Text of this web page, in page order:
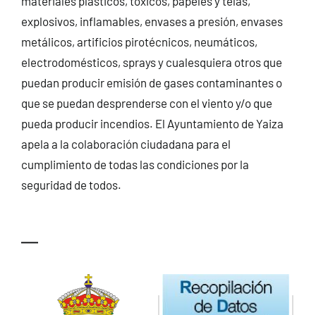
explosivos, inflamables, envases a presión, envases
metálicos, artificios pirotécnicos, neumáticos,
electrodomésticos, sprays y cualesquiera otros que
puedan producir emisión de gases contaminantes o
que se puedan desprenderse con el viento y/o que
pueda producir incendios. El Ayuntamiento de Yaiza
apela a la colaboración ciudadana para el
cumplimiento de todas las condiciones por la
seguridad de todos.
—